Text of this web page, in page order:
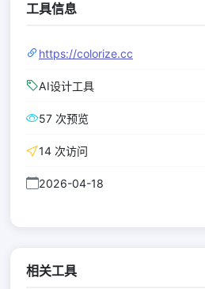
工具信息
https://colorize.cc
AI设计工具
57 次预览
14 次访问
2026-04-18
相关工具